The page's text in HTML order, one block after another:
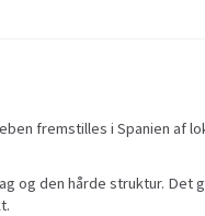
fremstilles i Spanien af
og den hårde struktur. Det